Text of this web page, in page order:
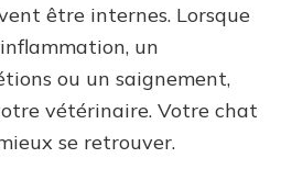
être internes. Lorsque
un
ou un saignement,
vétérinaire. Votre chat
se retrouver.